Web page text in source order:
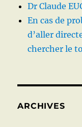
Dr Claude
En cas de
d’aller
chercher le
ARCHIVES